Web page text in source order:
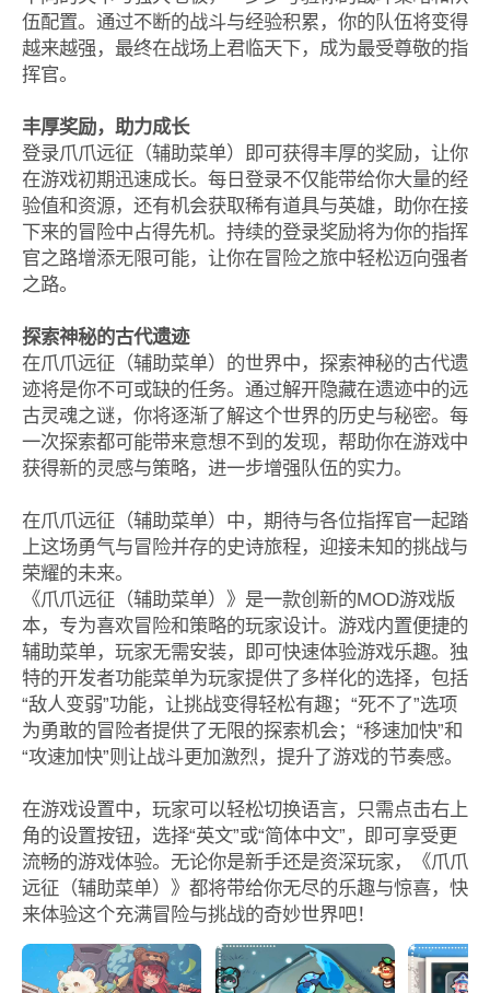
伍配置。通过不断的战斗与经验积累，你的队伍将变得
越来越强，最终在战场上君临天下，成为最受尊敬的指
挥官。
丰厚奖励，助力成长
登录爪爪远征（辅助菜单）即可获得丰厚的奖励，让你
在游戏初期迅速成长。每日登录不仅能带给你大量的经
验值和资源，还有机会获取稀有道具与英雄，助你在接
下来的冒险中占得先机。持续的登录奖励将为你的指挥
官之路增添无限可能，让你在冒险之旅中轻松迈向强者
之路。
探索神秘的古代遗迹
在爪爪远征（辅助菜单）的世界中，探索神秘的古代遗
迹将是你不可或缺的任务。通过解开隐藏在遗迹中的远
古灵魂之谜，你将逐渐了解这个世界的历史与秘密。每
一次探索都可能带来意想不到的发现，帮助你在游戏中
获得新的灵感与策略，进一步增强队伍的实力。
在爪爪远征（辅助菜单）中，期待与各位指挥官一起踏
上这场勇气与冒险并存的史诗旅程，迎接未知的挑战与
荣耀的未来。
《爪爪远征（辅助菜单）》是一款创新的MOD游戏版
本，专为喜欢冒险和策略的玩家设计。游戏内置便捷的
辅助菜单，玩家无需安装，即可快速体验游戏乐趣。独
特的开发者功能菜单为玩家提供了多样化的选择，包括
“敌人变弱”功能，让挑战变得轻松有趣；“死不了”选项
为勇敢的冒险者提供了无限的探索机会；“移速加快”和
“攻速加快”则让战斗更加激烈，提升了游戏的节奏感。
在游戏设置中，玩家可以轻松切换语言，只需点击右上
角的设置按钮，选择“英文”或“简体中文”，即可享受更
流畅的游戏体验。无论你是新手还是资深玩家，《爪爪
远征（辅助菜单）》都将带给你无尽的乐趣与惊喜，快
来体验这个充满冒险与挑战的奇妙世界吧！